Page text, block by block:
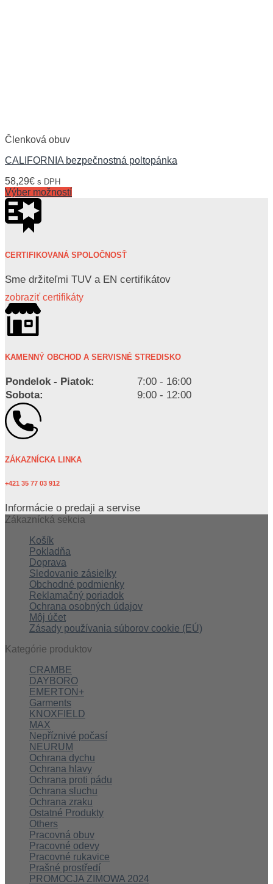
Členková obuv
CALIFORNIA bezpečnostná poltopánka
58,29€ s DPH
Výber možností
CERTIFIKOVANÁ SPOLOČNOSŤ
Sme držiteľmi TUV a EN certifikátov
zobraziť certifikáty
KAMENNÝ OBCHOD A SERVISNÉ STREDISKO
Pondelok - Piatok:
7:00 - 16:00
Sobota:
9:00 - 12:00
ZÁKAZNÍCKA LINKA
+421 35 77 03 912
Informácie o predaji a servise
Zákaznícká sekcia
Košík
Pokladňa
Doprava
Sledovanie zásielky
Obchodné podmienky
Reklamačný poriadok
Ochrana osobných údajov
Môj účet
Zásady používania súborov cookie (EÚ)
Kategórie produktov
CRAMBE
DAYBORO
EMERTON+
Garments
KNOXFIELD
MAX
Nepříznivé počasí
NEURUM
Ochrana dychu
Ochrana hlavy
Ochrana proti pádu
Ochrana sluchu
Ochrana zraku
Ostatné Produkty
Others
Pracovná obuv
Pracovné odevy
Pracovné rukavice
Prašné prostředí
PROMOCJA ZIMOWA 2024